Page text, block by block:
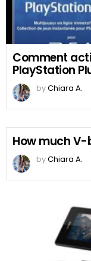
Comment
PlayStation
byChiara A.
How much V-
byChiara A.